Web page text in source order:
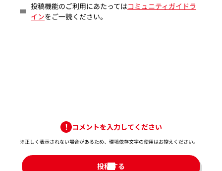
投稿機能のご利用にあたってはコミュニティガイドラ
インをご一読ください。
コメントを入力してください
※正しく表示されない場合があるため、環境依存文字の使用はお控えください。​
投稿する